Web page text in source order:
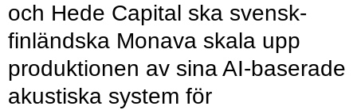
och Hede Capital ska svensk-
finländska Monava skala upp
produktionen av sina AI-baserade
akustiska system för